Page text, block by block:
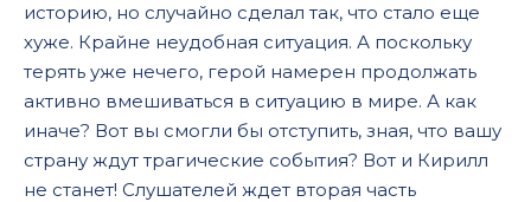
историю, но случайно сделал так, что стало еще
хуже. Крайне неудобная ситуация. А поскольку
терять уже нечего, герой намерен продолжать
активно вмешиваться в ситуацию в мире. А как
иначе? Вот вы смогли бы отступить, зная, что вашу
страну ждут трагические события? Вот и Кирилл
не станет! Слушателей ждет вторая часть